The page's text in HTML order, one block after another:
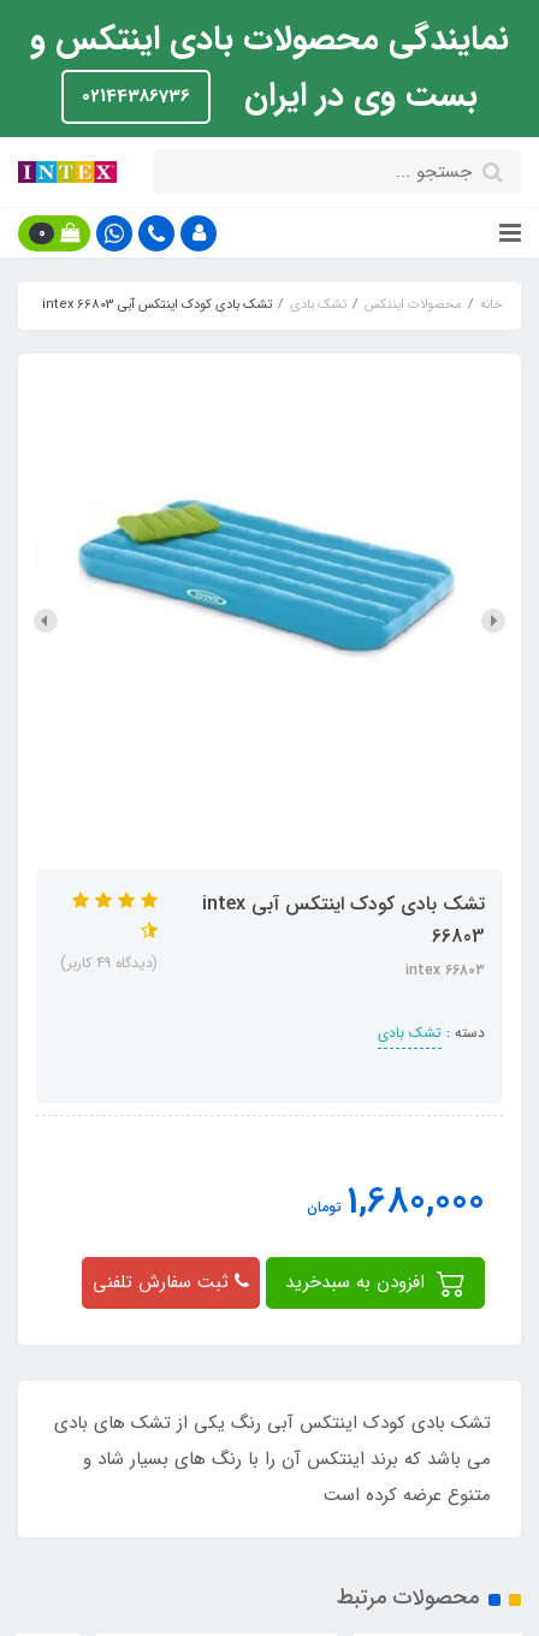
نمایندگی محصولات بادی اینتکس و
بست وی در ایران
02144386736
0
خانه محصولات اینتکس تشک بادی تشک بادی کودک اینتکس آبی intex 66803
تشک بادی کودک اینتکس آبی intex
66803
intex 66803
دسته : تشک بادی
(دیدگاه 49 کاربر)
1,680,000 تومان
ثبت سفارش تلفنی
تشک بادی کودک اینتکس آبی رنگ یکی از تشک های بادی
می باشد که برند اینتکس آن را با رنگ های بسیار شاد و
متنوع عرضه کرده است
محصولات مرتبط